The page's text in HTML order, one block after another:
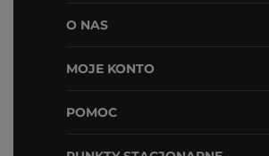
O NAS
MOJE KONTO
POMOC